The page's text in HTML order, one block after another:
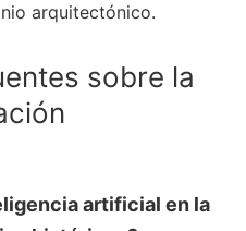
arquitectónico.
sobre la
artificial en la